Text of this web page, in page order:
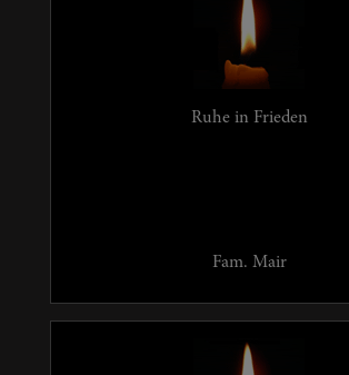
Ruhe in Frieden
Fam. Mair